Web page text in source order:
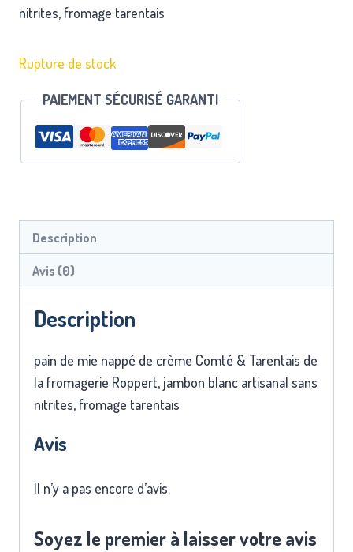
nitrites, fromage tarentais
Rupture de stock
PAIEMENT SÉCURISÉ GARANTI
Description
Avis (0)
Description
pain de mie nappé de crème Comté & Tarentais de
la fromagerie Roppert, jambon blanc artisanal sans
nitrites, fromage tarentais
Avis
Il n’y a pas encore d’avis.
Soyez le premier à laisser votre avis